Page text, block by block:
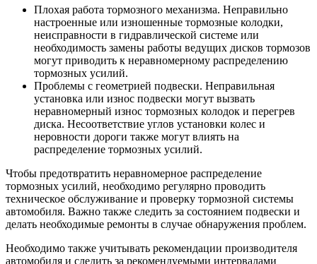
Плохая работа тормозного механизма. Неправильно
настроенные или изношенные тормозные колодки,
неисправности в гидравлической системе или
необходимость замены работы ведущих дисков тормозов
могут приводить к неравномерному распределению
тормозных усилий.
Проблемы с геометрией подвески. Неправильная
установка или износ подвески могут вызвать
неравномерный износ тормозных колодок и перегрев
диска. Несоответствие углов установки колес и
неровности дороги также могут влиять на
распределение тормозных усилий.
Чтобы предотвратить неравномерное распределение
тормозных усилий, необходимо регулярно проводить
техническое обслуживание и проверку тормозной системы
автомобиля. Важно также следить за состоянием подвески и
делать необходимые ремонты в случае обнаружения проблем.
Необходимо также учитывать рекомендации производителя
автомобиля и следить за рекомендуемыми интервалами